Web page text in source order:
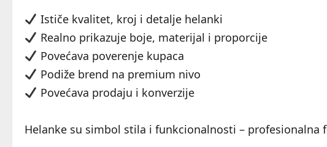
Ističe kvalitet, kroj i detalje helanki
Realno prikazuje boje, materijal i proporcije
Povećava poverenje kupaca
Podiže brend na premium nivo
Povećava prodaju i konverzije
Helanke su simbol stila i funkcionalnosti –